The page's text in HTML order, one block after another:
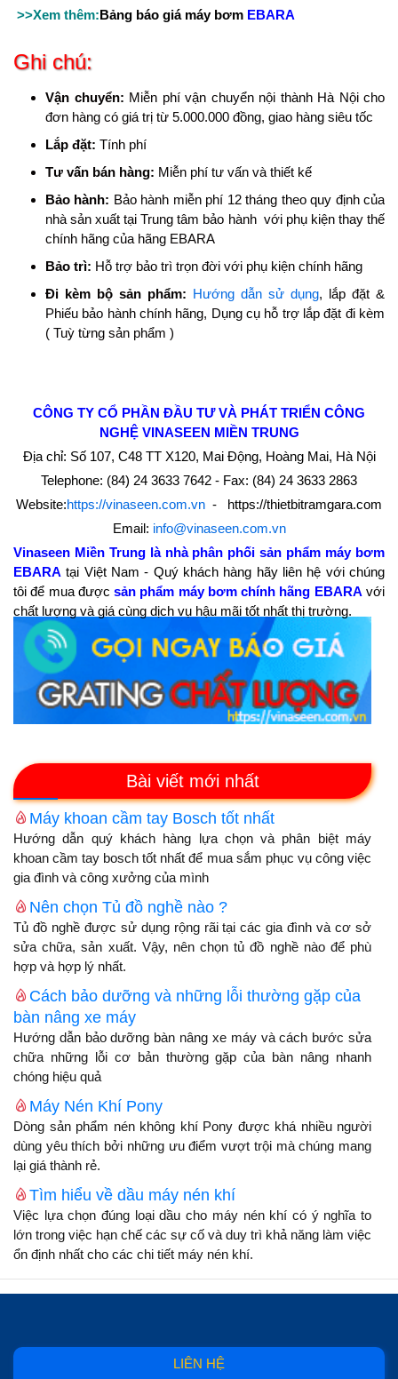
Bài viết mới nhất
Máy khoan cầm tay Bosch tốt nhất
Hướng dẫn quý khách hàng lựa chọn và phân biệt máy
khoan cầm tay bosch tốt nhất để mua sắm phục vụ công việc
gia đình và công xưởng của mình
Nên chọn Tủ đồ nghề nào ?
Tủ đồ nghề được sử dụng rộng rãi tại các gia đình và cơ sở
sửa chữa, sản xuất. Vậy, nên chọn tủ đồ nghề nào để phù
hợp và hợp lý nhất.
Cách bảo dưỡng và những lỗi thường gặp của
bàn nâng xe máy
Hướng dẫn bảo dưỡng bàn nâng xe máy và cách bước sửa
chữa những lỗi cơ bản thường gặp của bàn nâng nhanh
chóng hiệu quả
Máy Nén Khí Pony
Dòng sản phẩm nén không khí Pony được khá nhiều người
dùng yêu thích bởi những ưu điểm vượt trội mà chúng mang
lại giá thành rẻ.
Tìm hiểu về dầu máy nén khí
Việc lựa chọn đúng loại dầu cho máy nén khí có ý nghĩa to
lớn trong việc hạn chế các sự cố và duy trì khả năng làm việc
ổn định nhất cho các chi tiết máy nén khí.
>>Xem thêm:Bảng báo giá máy bơm EBARA
Ghi chú:
Vận chuyển: Miễn phí vận chuyển nội thành Hà Nội cho
đơn hàng có giá trị từ 5.000.000 đồng, giao hàng siêu tốc
Lắp đặt: Tính phí
Tư vấn bán hàng: Miễn phí tư vấn và thiết kế
Bảo hành: Bảo hành miễn phí 12 tháng theo quy định của
nhà sản xuất tại Trung tâm bảo hành với phụ kiện thay thế
chính hãng của hãng EBARA
Bảo trì: Hỗ trợ bảo trì trọn đời với phụ kiện chính hãng
Đi kèm bộ sản phẩm: Hướng dẫn sử dụng, lắp đặt &
Phiếu bảo hành chính hãng, Dụng cụ hỗ trợ lắp đặt đi kèm
( Tuỳ từng sản phẩm )
CÔNG TY CỔ PHẦN ĐẦU TƯ VÀ PHÁT TRIỂN CÔNG
NGHỆ VINASEEN MIỀN TRUNG
Địa chỉ: Số 107, C48 TT X120, Mai Động, Hoàng Mai, Hà Nội
Telephone: (84) 24 3633 7642 - Fax: (84) 24 3633 2863
Website:https://vinaseen.com.vn - https://thietbitramgara.com
Email: info@vinaseen.com.vn
Vinaseen Miền Trung là nhà phân phối sản phẩm máy bơm
EBARA tại Việt Nam - Quý khách hàng hãy liên hệ với chúng
tôi để mua đượcsản phẩm máy bơm chính hãng EBARA với
chất lượng và giá cùng dịch vụ hậu mãi tốt nhất thị trường.
LIÊN HỆ